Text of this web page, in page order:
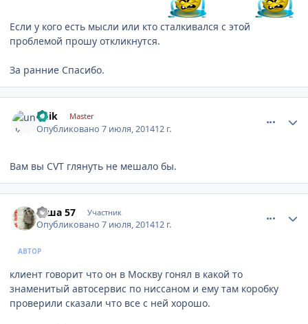
Если у кого есть мысли или кто сталкивался с этой
проблемой прошу откликнутся.
За ранние Спасибо.
unik Master
Опубликовано7 июля, 201412 г.
Вам вы CVT глянуть не мешало бы.
саша 57 Участник
Опубликовано7 июля, 201412 г.
АВТОР
клиент говорит что он в Москву гонял в какой то
знаменитый автосервис по ниссаном и ему там коробку
проверили сказали что все с ней хорошо.